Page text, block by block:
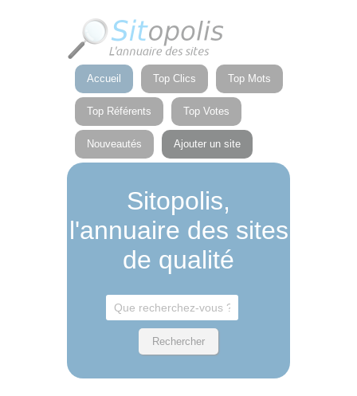
Accueil Top Clics Top Mots
Top Référents Top Votes
Nouveautés Ajouter un site
Sitopolis,
l'annuaire des sites
de qualité